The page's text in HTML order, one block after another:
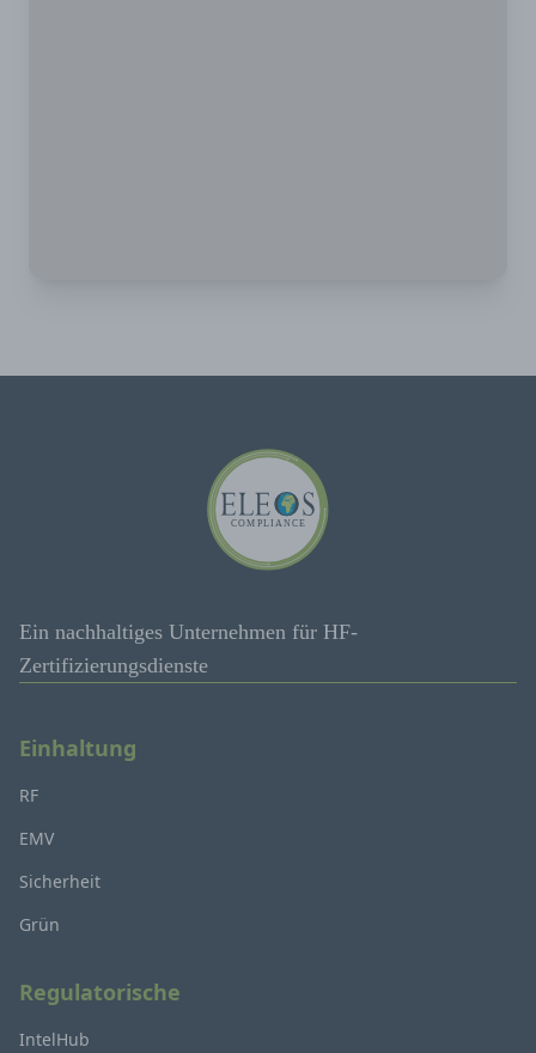
Ein nachhaltiges Unternehmen für HF-
Zertifizierungsdienste
Einhaltung
RF
EMV
Sicherheit
Grün
Regulatorische
IntelHub